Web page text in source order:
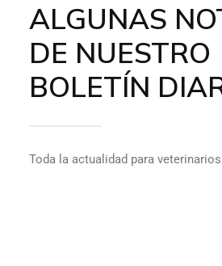
ALGUNAS
DE NUESTRO
BOLETÍN
Toda la actualidad para veterinarios